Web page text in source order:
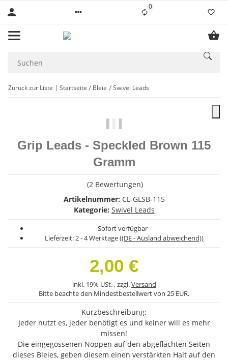
0Liste ist leer
Zurück zur Liste Startseite Bleie Swivel Leads
Grip Leads - Speckled Brown 115
Gramm
(2 Bewertungen)
Artikelnummer: CL-GLSB-115
Kategorie: Swivel Leads
Sofort verfügbar
Lieferzeit:2 - 4 Werktage((DE - Ausland abweichend))
2,00 €
inkl. 19% USt. , zzgl.Versand
Bitte beachte den Mindestbestellwert von 25 EUR.
Kurzbeschreibung:
Jeder nutzt es, jeder benötigt es und keiner will es mehr
missen!
Die eingegossenen Noppen auf den abgeflachten Seiten
dieses Bleies, geben diesem einen verstärkten Halt auf den